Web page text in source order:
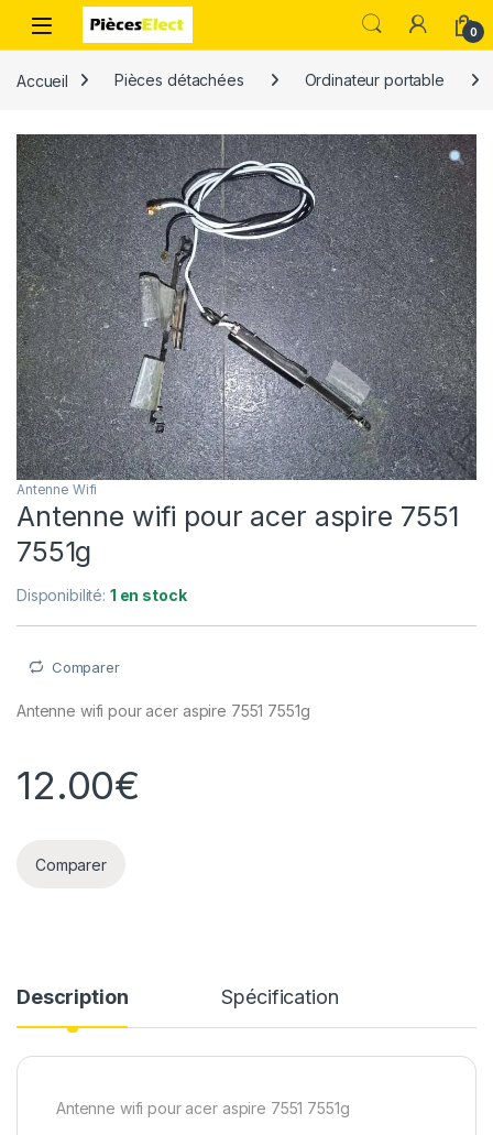
0
Accueil Pièces détachées Ordinateur portable
Antenne Wifi
Antenne wifi pour acer aspire 7551
7551g
Disponibilité: 1 en stock
Comparer
Antenne wifi pour acer aspire 7551 7551g
12.00€
Comparer
Description Spécification
Antenne wifi pour acer aspire 7551 7551g